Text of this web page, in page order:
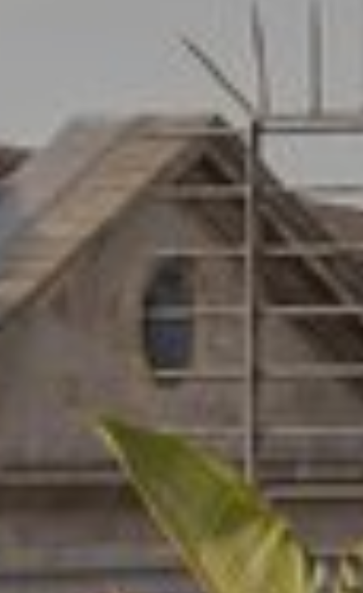
Si continua navegando, supone la aceptación de la
instalación de las mismas. El usuario tiene la posibilidad
de configurar su navegador pudiendo, si así lo desea,
impedir que sean instaladas en su disco duro, aunque
deberá tener en cuenta que dicha acción podrá ocasionar
dificultades de navegación de la página web.
Analíticas y personalización
Permiten realizar el seguimiento y análisis del
comportamiento de los usuarios de este sitio web. La
información recogida mediante este tipo de cookies se
utiliza en la medición de la actividad de la web para la
elaboración de perfiles de navegación de los usuarios con
el fin de introducir mejoras en función del análisis de los
datos de uso que hacen los usuarios del servicio. Permiten
guardar la información de preferencia del usuario para
mejorar la calidad de nuestros servicios y para ofrecer una
mejor experiencia a través de productos recomendados.
Estas cookies son utilizadas para almacenar información
sobre las preferencias y elecciones personales del usuario
a través de la observación continuada de sus hábitos de
de navegación en el sitio web y mostrar publicidad
relacionada con el perfil de navegación del usuario.